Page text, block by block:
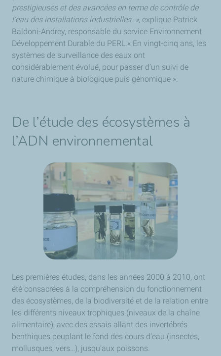
prestigieuses et des avancées en terme de contrôle de
l’eau des installations industrielles. », explique Patrick
Baldoni-Andrey, responsable du service Environnement
Développement Durable du PERL.« En vingt-cinq ans, les
systèmes de surveillance des eaux ont
considérablement évolué, pour passer d’un suivi de
nature chimique à biologique puis génomique ».
De l’étude des écosystèmes à
l’ADN environnemental
Les premières études, dans les années 2000 à 2010, ont
été consacrées à la compréhension du fonctionnement
des écosystèmes, de la biodiversité et de la relation entre
les différents niveaux trophiques (niveaux de la chaîne
alimentaire), avec des essais allant des invertébrés
benthiques peuplant le fond des cours d’eau (insectes,
mollusques, vers…), jusqu’aux poissons.